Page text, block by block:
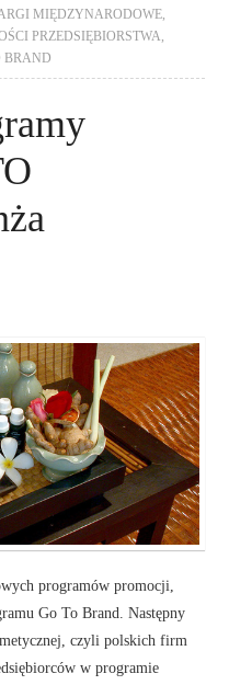
MIĘDZYNARODOWE
PRZEDSIĘBIORSTWA
BRAND
programów promocji,
Go To Brand. Następny
czyli polskich firm
w programie